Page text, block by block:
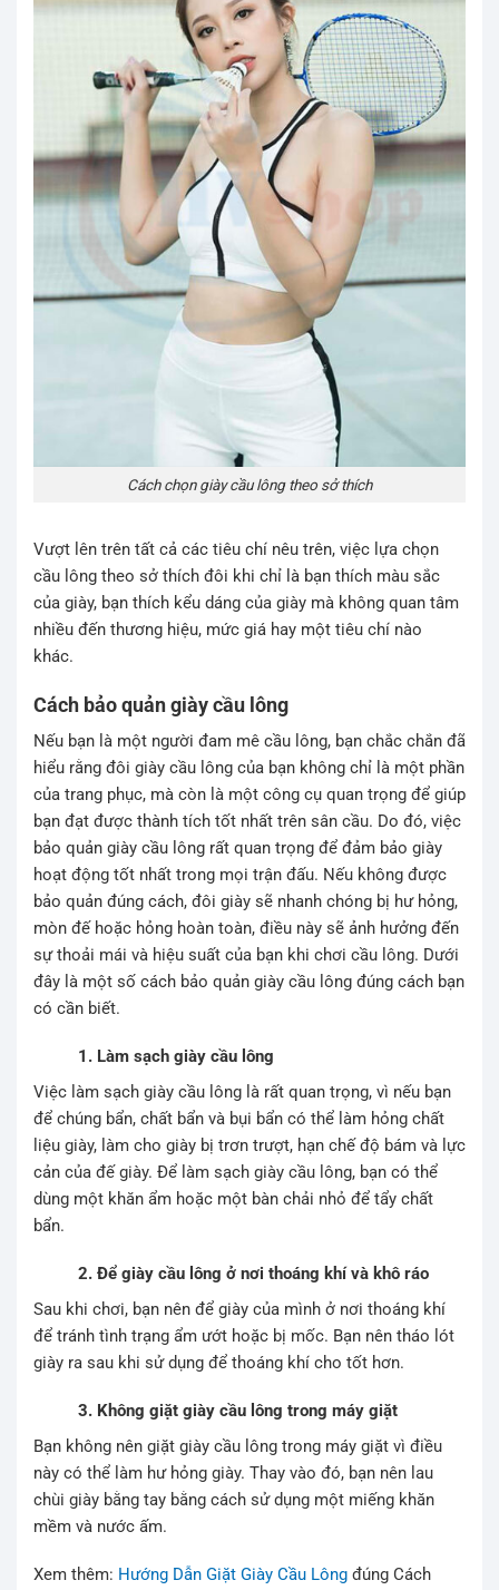
Cách chọn giày cầu lông theo sở thích
Vượt lên trên tất cả các tiêu chí nêu trên, việc lựa chọn
cầu lông theo sở thích đôi khi chỉ là bạn thích màu sắc
của giày, bạn thích kểu dáng của giày mà không quan tâm
nhiều đến thương hiệu, mức giá hay một tiêu chí nào
khác.
Cách bảo quản giày cầu lông
Nếu bạn là một người đam mê cầu lông, bạn chắc chắn đã
hiểu rằng đôi giày cầu lông của bạn không chỉ là một phần
của trang phục, mà còn là một công cụ quan trọng để giúp
bạn đạt được thành tích tốt nhất trên sân cầu. Do đó, việc
bảo quản giày cầu lông rất quan trọng để đảm bảo giày
hoạt động tốt nhất trong mọi trận đấu. Nếu không được
bảo quản đúng cách, đôi giày sẽ nhanh chóng bị hư hỏng,
mòn đế hoặc hỏng hoàn toàn, điều này sẽ ảnh hưởng đến
sự thoải mái và hiệu suất của bạn khi chơi cầu lông. Dưới
đây là một số cách bảo quản giày cầu lông đúng cách bạn
có cần biết.
1. Làm sạch giày cầu lông
Việc làm sạch giày cầu lông là rất quan trọng, vì nếu bạn
để chúng bẩn, chất bẩn và bụi bẩn có thể làm hỏng chất
liệu giày, làm cho giày bị trơn trượt, hạn chế độ bám và lực
cản của đế giày. Để làm sạch giày cầu lông, bạn có thể
dùng một khăn ẩm hoặc một bàn chải nhỏ để tẩy chất
bẩn.
2. Để giày cầu lông ở nơi thoáng khí và khô ráo
Sau khi chơi, bạn nên để giày của mình ở nơi thoáng khí
để tránh tình trạng ẩm ướt hoặc bị mốc. Bạn nên tháo lót
giày ra sau khi sử dụng để thoáng khí cho tốt hơn.
3. Không giặt giày cầu lông trong máy giặt
Bạn không nên giặt giày cầu lông trong máy giặt vì điều
này có thể làm hư hỏng giày. Thay vào đó, bạn nên lau
chùi giày bằng tay bằng cách sử dụng một miếng khăn
mềm và nước ấm.
Xem thêm: Hướng Dẫn Giặt Giày Cầu Lông đúng Cách